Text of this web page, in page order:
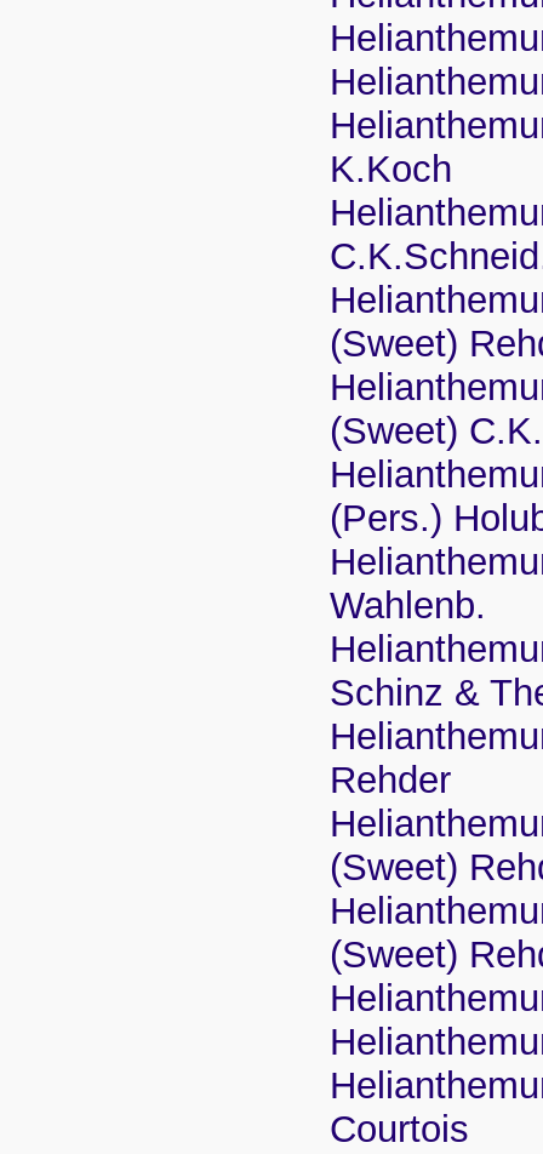
K.Koch
(Sweet)
(Sweet)
(Pers.)
Wahlenb.
Schinz &
Rehder
(Sweet)
(Sweet)
Courtois